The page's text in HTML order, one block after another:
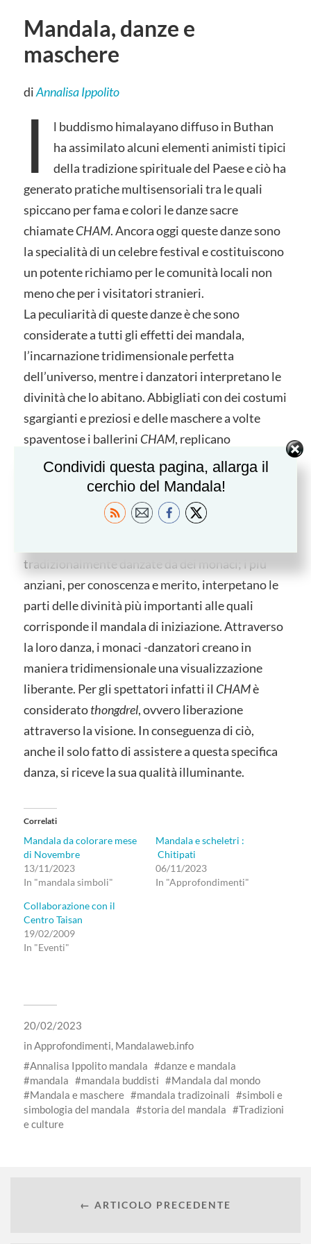
Mandala, danze e
maschere
diAnnalisa Ippolito
I
l buddismo himalayano diffuso in Buthan
ha assimilato alcuni elementi animisti tipici
della tradizione spirituale del Paese e ciò ha
generato pratiche multisensoriali tra le quali
spiccano per fama e colori le danze sacre
chiamateCHAM. Ancora oggi queste danze sono
la specialità di un celebre festival e costituiscono
un potente richiamo per le comunità locali non
meno che per i visitatori stranieri.
La peculiarità di queste danze è che sono
considerate a tutti gli effetti dei mandala,
l’incarnazione tridimensionale perfetta
dell’universo, mentre i danzatori interpretano le
divinità che lo abitano. Abbigliati con dei costumi
sgargianti e preziosi e delle maschere a volte
spaventose i ballerini CHAM, replicano
attraverso i loro movimenti, molto ritmati, molto
studiati e molto suggestivi le virtù, le qualità
illuminate delle divinità che durante la danza si
manifestano attraverso il ballerino stesso.
tradizionalmente danzate da dei monaci; i più
anziani, per conoscenza e merito, interpetano le
parti delle divinità più importanti alle quali
corrisponde il mandala di iniziazione. Attraverso
la loro danza, i monaci -danzatori creano in
maniera tridimensionale una visualizzazione
liberante. Per gli spettatori infatti il CHAMè
consideratothongdrel, ovvero liberazione
attraverso la visione. In conseguenza di ciò,
anche il solo fatto di assistere a questa specifica
danza, si riceve la sua qualità illuminante.
Correlati
Mandala da colorare mese
di Novembre
13/11/2023
In "mandala simboli"
Mandala e scheletri :
Chitipati
06/11/2023
In "Approfondimenti"
Collaborazione con il
Centro Taisan
19/02/2009
In "Eventi"
20/02/2023
inApprofondimenti, Mandalaweb.info
Annalisa Ippolito mandala
danze e mandala
mandala
mandala buddisti
Mandala dal mondo
Mandala e maschere
mandala tradizoinali
simboli e
simbologia del mandala
storia del mandala
Tradizioni
e culture
← ARTICOLO PRECEDENTE
Condividi questa pagina, allarga il
cerchio del Mandala!